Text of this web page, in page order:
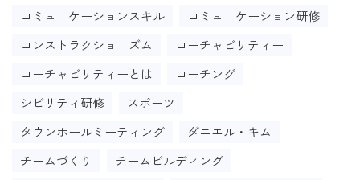
コミュニケーションスキル
コミュニケーション研修
コンストラクショニズム
コーチャビリティー
コーチャビリティーとは
コーチング
シビリティ研修
スポーツ
タウンホールミーティング
ダニエル・キム
チームづくり
チームビルディング